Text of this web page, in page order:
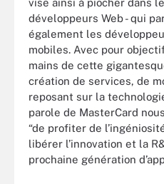
vise ainsi à piocher dans
développeurs Web - qui
également les
mobiles. Avec pour
mains de cette
création de services, de
reposant sur la
parole de MasterCard
“de profiter de
libérer l’innovation et la
prochaine génération